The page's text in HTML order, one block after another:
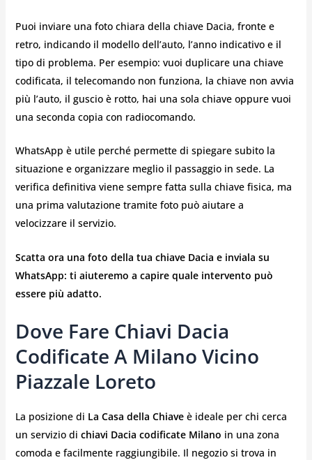
Puoi inviare una foto chiara della chiave Dacia, fronte e
retro, indicando il modello dell’auto, l’anno indicativo e il
tipo di problema. Per esempio: vuoi duplicare una chiave
codificata, il telecomando non funziona, la chiave non avvia
più l’auto, il guscio è rotto, hai una sola chiave oppure vuoi
una seconda copia con radiocomando.
WhatsApp è utile perché permette di spiegare subito la
situazione e organizzare meglio il passaggio in sede. La
verifica definitiva viene sempre fatta sulla chiave fisica, ma
una prima valutazione tramite foto può aiutare a
velocizzare il servizio.
Scatta ora una foto della tua chiave Dacia e inviala su
WhatsApp: ti aiuteremo a capire quale intervento può
essere più adatto.
Dove Fare Chiavi Dacia
Codificate A Milano Vicino
Piazzale Loreto
La posizione di La Casa della Chiaveè ideale per chi cerca
un servizio di chiavi Dacia codificate Milano in una zona
comoda e facilmente raggiungibile. Il negozio si trova in